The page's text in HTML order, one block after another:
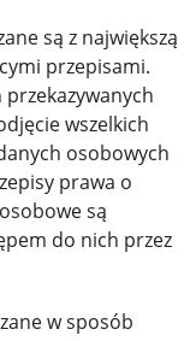
są z największą
przepisami.
wszelkich
osobowych
prawa o
są
do nich przez
w sposób